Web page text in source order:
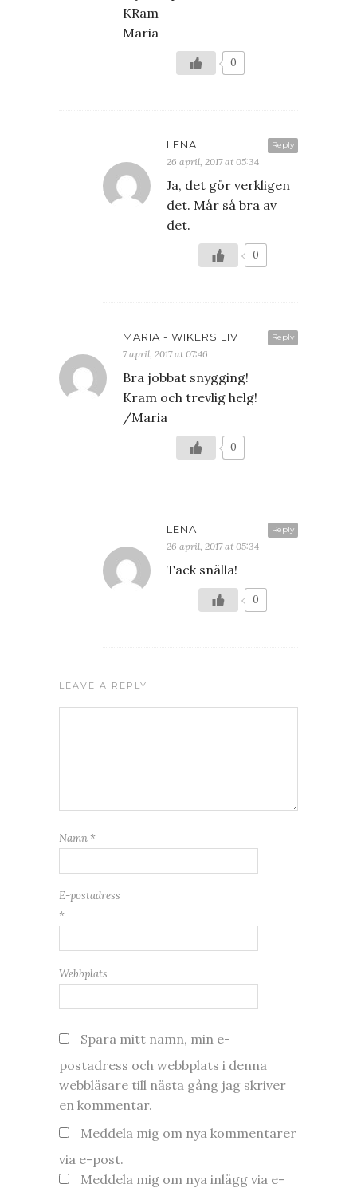
KRam
Maria
0
Reply
LENA
26 april, 2017 at 05:34
Ja, det gör verkligen
det. Mår så bra av
det.
0
Reply
MARIA - WIKERS LIV
7 april, 2017 at 07:46
Bra jobbat snygging!
Kram och trevlig helg!
/Maria
0
Reply
LENA
26 april, 2017 at 05:34
Tack snälla!
0
LEAVE A REPLY
Namn *
E-postadress
*
Webbplats
Spara mitt namn, min e-
postadress och webbplats i denna
webbläsare till nästa gång jag skriver
en kommentar.
Meddela mig om nya kommentarer
via e-post.
Meddela mig om nya inlägg via e-